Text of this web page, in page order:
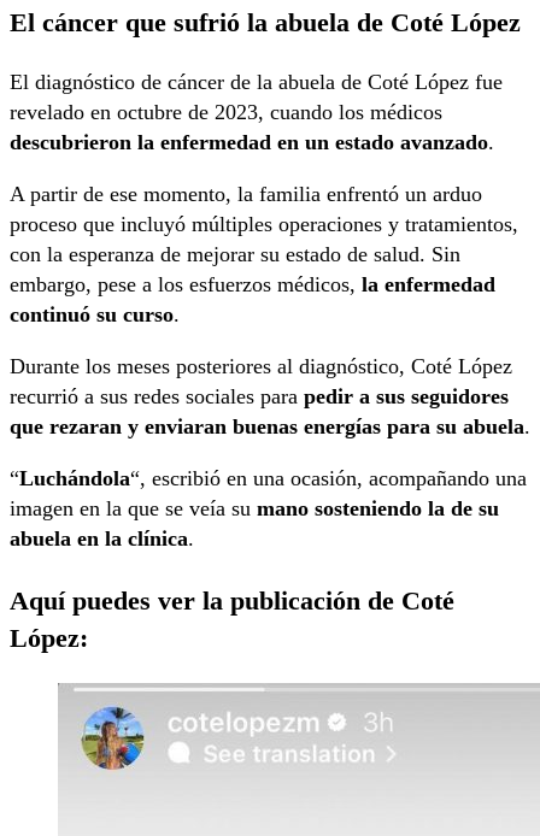
El cáncer que sufrió la abuela de Coté López
El diagnóstico de cáncer de la abuela de Coté López fue
revelado en octubre de 2023, cuando los médicos
descubrieron la enfermedad en un estado avanzado.
A partir de ese momento, la familia enfrentó un arduo
proceso que incluyó múltiples operaciones y tratamientos,
con la esperanza de mejorar su estado de salud. Sin
embargo, pese a los esfuerzos médicos, la enfermedad
continuó su curso.
Durante los meses posteriores al diagnóstico, Coté López
recurrió a sus redes sociales para pedir a sus seguidores
que rezaran y enviaran buenas energías para su abuela.
“Luchándola“, escribió en una ocasión, acompañando una
imagen en la que se veía su mano sosteniendo la de su
abuela en la clínica.
Aquí puedes ver la publicación de Coté
López: